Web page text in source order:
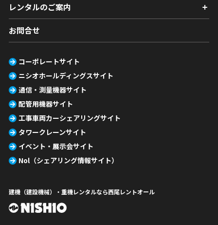
レンタルのご案内
お問合せ
コーポレートサイト
ニシオホールディングスサイト
通信・測量機器サイト
配管用機器サイト
工事車両カーシェアリングサイト
タワークレーンサイト
イベント・展示会サイト
Nol（シェアリング情報サイト）
建機（建設機械）・重機レンタルなら西尾レントオール